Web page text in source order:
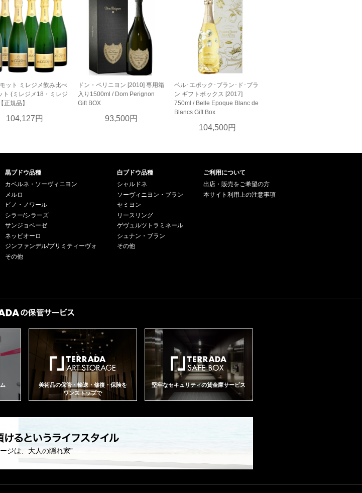
ット ミレジメ飲み比べ
ト (ミレジメ18・ミレジ
正規品】
104,127円
ドン・ペリニヨン [2010] 専用箱
入り1500ml / Dom Perignon
Gift BOX
93,500円
ベル･エポック･ブラン･ド･ブラ
ン ギフトボックス [2017]
750ml / Belle Epoque Blanc de
Blancs Gift Box
104,500円
黒ブドウ品種
カベルネ・ソーヴィニヨン
メルロ
ピノ・ノワール
シラー/シラーズ
サンジョベーゼ
ネッビオーロ
ジンファンデル/プリミティーヴォ
その他
白ブドウ品種
シャルドネ
ソーヴィニヨン・ブラン
セミヨン
リースリング
ゲヴュルツトラミネール
シュナン・ブラン
その他
ご利用について
出店・販売をご希望の方
本サイト利用上の注意事項
美術品の保管・輸送・修復・保険を
ワンストップで
堅牢なセキュリティの貸金庫サービス
ジは、大人の隠れ家”